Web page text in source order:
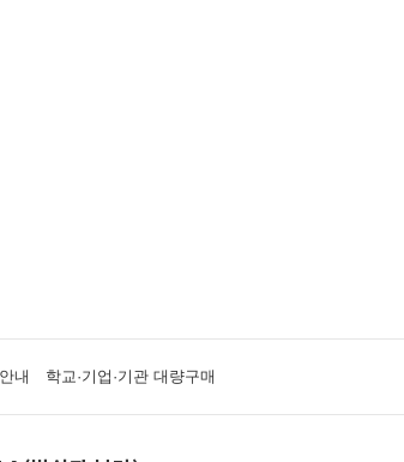
내 학교·기업·기관 대량구매